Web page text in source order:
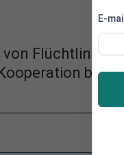
bei
E-